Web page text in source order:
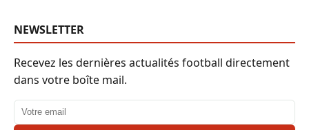
NEWSLETTER
Recevez les dernières actualités football directement
dans votre boîte mail.
Adresse email